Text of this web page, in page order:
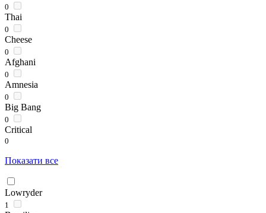
0
Thai
0
Cheese
0
Afghani
0
Amnesia
0
Big Bang
0
Critical
0
Показати все
Lowryder
1